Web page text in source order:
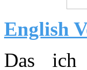
English
Das